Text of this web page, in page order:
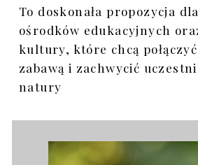
To doskonała propozycja
ośrodków edukacyjnych
kultury, które chcą
zabawą i zachwycić
natury